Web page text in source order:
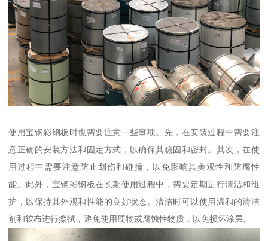
使用宝钢彩钢板时也需要注意一些事项。先，在安装过程中需要注
意正确的安装方法和固定方式，以确保其稳固和密封。其次，在使
用过程中需要注意防止划伤和碰撞，以免影响其美观性和防腐性
能。此外，宝钢彩钢板在长期使用过程中，需要定期进行清洁和维
护，以保持其外观和性能的良好状态。清洁时可以使用温和的清洁
剂和软布进行擦拭，避免使用硬物或腐蚀性物质，以免损坏涂层。